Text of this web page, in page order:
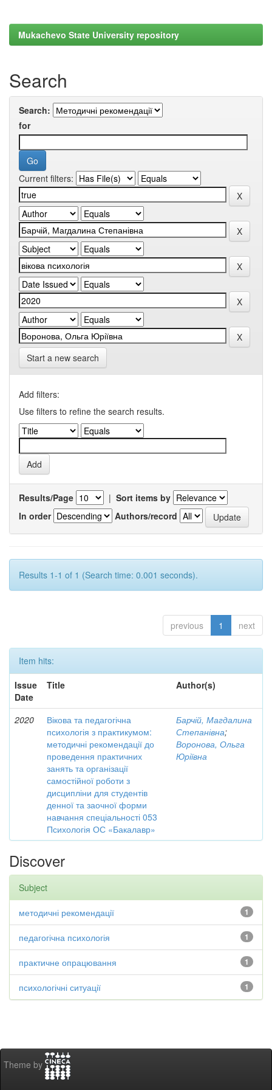
Mukachevo State University repository
Search
Search:
for
Current filters:
Start a new search
Add filters:
Use filters to refine the search results.
Results/Page | Sort items by
In order
Authors/record
Results 1-1 of 1 (Search time: 0.001 seconds).
previous 1 next
Item hits:
Issue
Date
Title Author(s)
2020
Вікова та педагогічна
психологія з практикумом:
методичні рекомендації до
проведення практичних
занять та організації
самостійної роботи з
дисципліни для студентів
денної та заочної форми
навчання спеціальності 053
Психологія ОС «Бакалавр»
Барчій, Магдалина
Степанівна;
Воронова, Ольга
Юріївна
Discover
Subject
1
методичні рекомендації
1
педагогічна психологія
1
практичне опрацювання
1
психологічні ситуації
Theme by